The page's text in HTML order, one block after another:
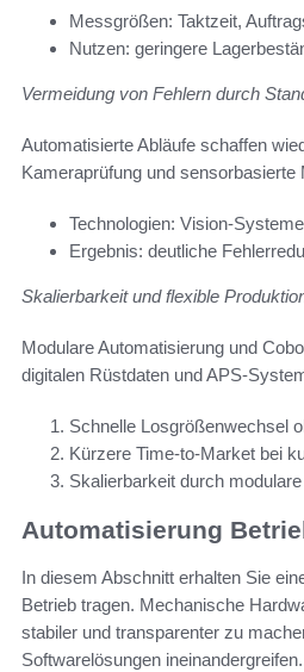
Messgrößen: Taktzeit,
Nutzen: geringere
Vermeidung von Fehlern durch
Automatisierte Abläufe schaffen
Kameraprüfung und
Technologien: Vision-
Ergebnis: deutliche
Skalierbarkeit und flexible
Modulare Automatisierung und
digitalen Rüstdaten und APS-
Schnelle Losgrößenwechsel
Kürzere Time-to-Market bei
Skalierbarkeit durch
Automatisierung
In diesem Abschnitt erhalten Sie
Betrieb tragen. Mechanische
stabiler und transparenter zu
Softwarelösungen ineinandergreifen.